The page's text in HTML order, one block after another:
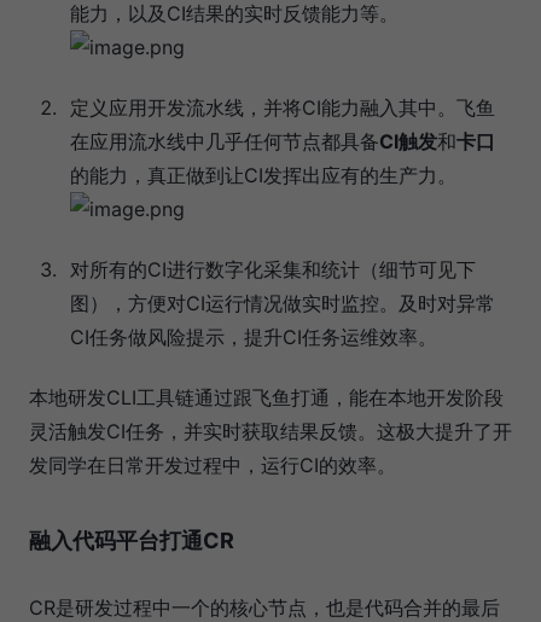
能力，以及CI结果的实时反馈能力等。
定义应用开发流水线，并将CI能力融入其中。飞鱼
在应用流水线中几乎任何节点都具备CI触发和卡口
的能力，真正做到让CI发挥出应有的生产力。
对所有的CI进行数字化采集和统计（细节可见下
图），方便对CI运行情况做实时监控。及时对异常
CI任务做风险提示，提升CI任务运维效率。
本地研发CLI工具链通过跟飞鱼打通，能在本地开发阶段
灵活触发CI任务，并实时获取结果反馈。这极大提升了开
发同学在日常开发过程中，运行CI的效率。
融入代码平台打通CR
CR是研发过程中一个的核心节点，也是代码合并的最后